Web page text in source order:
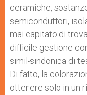
ceramiche,
semiconduttori,
mai capitato di
difficile gestione
simil-sindonica di
Di fatto, la
ottenere solo in un